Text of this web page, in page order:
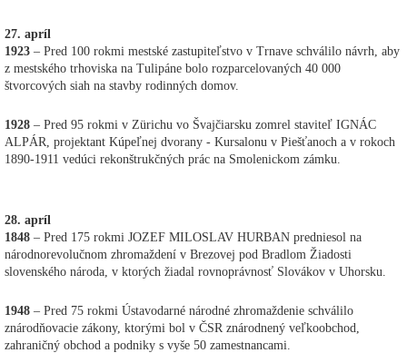
27. apríl
1923 – Pred 100 rokmi mestské zastupiteľstvo v Trnave schválilo návrh, aby
z mestského trhoviska na Tulipáne bolo rozparcelovaných 40 000
štvorcových siah na stavby rodinných domov.
1928 – Pred 95 rokmi v Zürichu vo Švajčiarsku zomrel staviteľ IGNÁC
ALPÁR, projektant Kúpeľnej dvorany - Kursalonu v Piešťanoch a v rokoch
1890-1911 vedúci rekonštrukčných prác na Smolenickom zámku.
28. apríl
1848 – Pred 175 rokmi JOZEF MILOSLAV HURBAN predniesol na
národnorevolučnom zhromaždení v Brezovej pod Bradlom Žiadosti
slovenského národa, v ktorých žiadal rovnoprávnosť Slovákov v Uhorsku.
1948 – Pred 75 rokmi Ústavodarné národné zhromaždenie schválilo
znárodňovacie zákony, ktorými bol v ČSR znárodnený veľkoobchod,
zahraničný obchod a podniky s vyše 50 zamestnancami.